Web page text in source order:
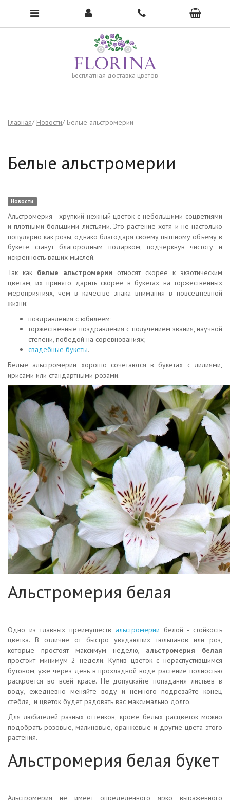
Бесплатная доставка цветов
Чтобы открыть меню, нажмите сюда →
Главная Новости Белые альстромерии
Белые альстромерии
Новости
Альстромерия - хрупкий нежный цветок с небольшими соцветиями
и плотными большими листьями. Это растение хотя и не настолько
популярно как розы, однако благодаря своему пышному объему в
букете станут благородным подарком, подчеркнув чистоту и
искренность ваших мыслей.
Так как белые альстромерии относят скорее к экзотическим
цветам, их принято дарить скорее в букетах на торжественных
мероприятиях, чем в качестве знака внимания в повседневной
жизни:
поздравления с юбилеем;
торжественные поздравления с получением звания, научной
степени, победой на соревнованиях;
свадебные букеты.
Белые альстромерии хорошо сочетаются в букетах с лилиями,
ирисами или стандартными розами.
Альстромерия белая
Одно из главных преимуществ альстромерии белой - стойкость
цветка. В отличие от быстро увядающих тюльпанов или роз,
которые простоят максимум неделю, альстромерия белая
простоит минимум 2 недели. Купив цветок с нераспустившимся
бутоном, уже через день в прохладной воде растение полностью
раскроется во всей красе. Не допускайте попадания листьев в
воду, ежедневно меняйте воду и немного подрезайте конец
стебля, и цветок будет радовать вас максимально долго.
Для любителей разных оттенков, кроме белых расцветок можно
подобрать розовые, малиновые, оранжевые и другие цвета этого
растения.
Альстромерия белая букет
Альстромерия не имеет определенного ярко выраженного